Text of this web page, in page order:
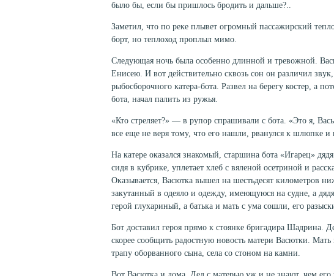
было бы, если бы при­шлось бродить и дальше?..
Заметил, что по реке плывет огромный пассажирский
борт, но теплоход про­плыл мимо.
Следующая ночь была особенно длинной и тревожной.
Енисею. И вот действи­тельно сквозь сон он различил
рыбосборочного катера-бота. Развел на берегу костер, а
бота, начал палить из ружья.
«Кто стреляет?» — в рупор спрашивали с бота. «Это я,
все еще не веря тому, что его нашли, рванулся к шлюпке и
На катере оказался знакомый, старшина бота «Игарец»
сидя в кубрике, упле­тает хлеб с вяленой осетриной и
Оказывается, Васютка вышел на шестьдесят кило­метров
закутанный в одеяло и одежду, имеющуюся на судне, а
герой глухариный, а батька и мать с ума сошли, его
Бот доставил героя прямо к стоянке бригадира Шадрина.
скорее сообщить ра­достную новость матери Васютки.
трапу оборванного сына, села со стоном на камни.